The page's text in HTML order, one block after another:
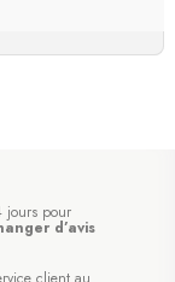
jours pour
d’avis